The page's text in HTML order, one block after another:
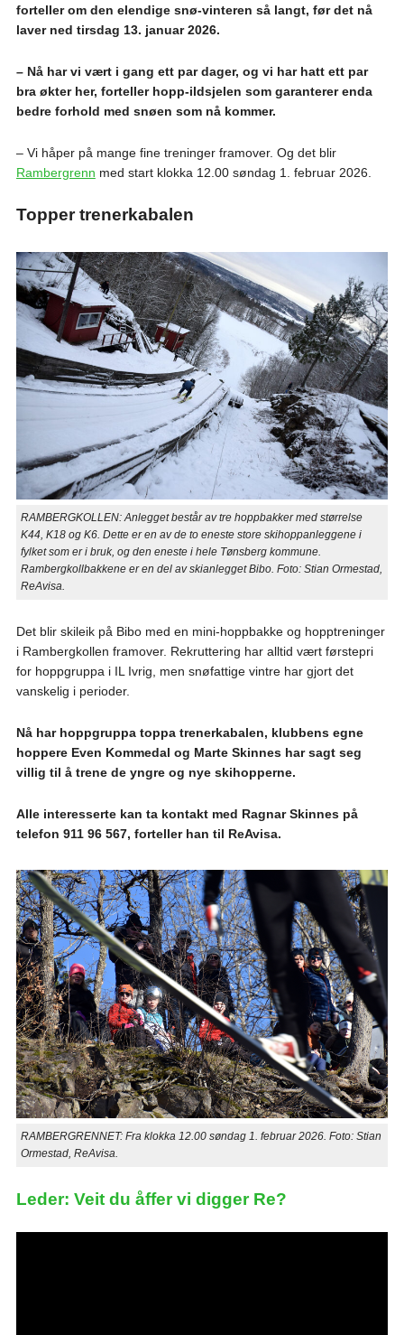
forteller om den elendige snø-vinteren så langt, før det nå
laver ned tirsdag 13. januar 2026.
– Nå har vi vært i gang ett par dager, og vi har hatt ett par
bra økter her, forteller hopp-ildsjelen som garanterer enda
bedre forhold med snøen som nå kommer.
– Vi håper på mange fine treninger framover. Og det blir
Rambergrenn med start klokka 12.00 søndag 1. februar 2026.
Topper trenerkabalen
RAMBERGKOLLEN: Anlegget består av tre hoppbakker med størrelse
K44, K18 og K6. Dette er en av de to eneste store skihoppanleggene i
fylket som er i bruk, og den eneste i hele Tønsberg kommune.
Rambergkollbakkene er en del av skianlegget Bibo. Foto: Stian Ormestad,
ReAvisa.
Det blir skileik på Bibo med en mini-hoppbakke og hopptreninger
i Rambergkollen framover. Rekruttering har alltid vært førstepri
for hoppgruppa i IL Ivrig, men snøfattige vintre har gjort det
vanskelig i perioder.
Nå har hoppgruppa toppa trenerkabalen, klubbens egne
hoppere Even Kommedal og Marte Skinnes har sagt seg
villig til å trene de yngre og nye skihopperne.
Alle interesserte kan ta kontakt med Ragnar Skinnes på
telefon 911 96 567, forteller han til ReAvisa.
RAMBERGRENNET: Fra klokka 12.00 søndag 1. februar 2026. Foto: Stian
Ormestad, ReAvisa.
Leder: Veit du åffer vi digger Re?